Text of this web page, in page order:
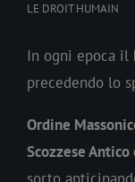
LE DROIT HUMAIN
In ogni epoca il
precedendo lo
Ordine
Scozzese Antico